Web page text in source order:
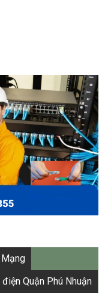
Quận Phú Nhuận